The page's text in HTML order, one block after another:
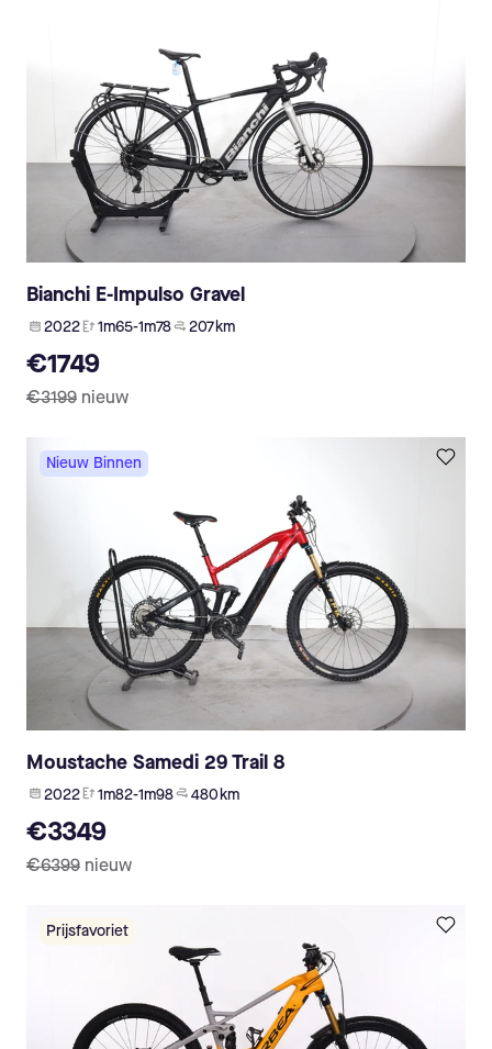
Bianchi E-Impulso Gravel
2022 1m65-1m78 207 km
€1749
€3199 nieuw
Nieuw Binnen
Moustache Samedi 29 Trail 8
2022 1m82-1m98 480 km
€3349
€6399 nieuw
Prijsfavoriet